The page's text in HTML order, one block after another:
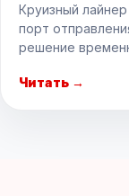
Круизный
порт
решение
Читать →